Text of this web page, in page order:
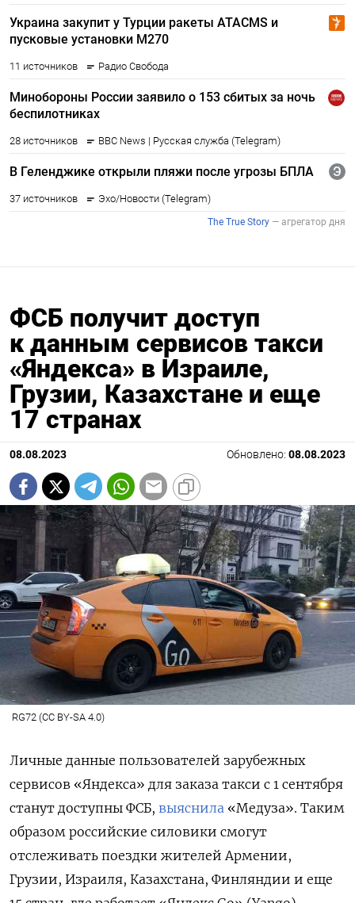
ФСБ получит доступ
к данным сервисов такси
«Яндекса» в Израиле,
Грузии, Казахстане и еще
17 странах
08.08.2023 Обновлено: 08.08.2023
RG72 (CC BY-SA 4.0)
Личные данные пользователей зарубежных
сервисов «Яндекса» для заказа такси с 1 сентября
станут доступны ФСБ, выяснила «Медуза». Таким
образом российские силовики смогут
отслеживать поездки жителей Армении,
Грузии, Израиля, Казахстана, Финляндии и еще